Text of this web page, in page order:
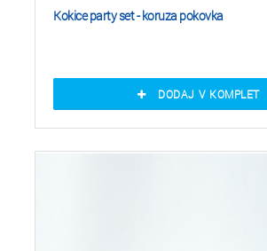
Kokice party set - koruza pokovka
DODAJ V KOMPLET